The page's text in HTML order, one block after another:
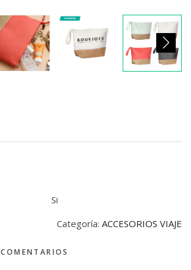
Si
Categoría: ACCESORIOS VIAJE
COMENTARIOS